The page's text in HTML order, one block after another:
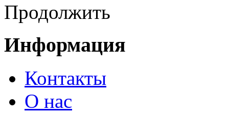
Продолжить
Информация
Контакты
О нас